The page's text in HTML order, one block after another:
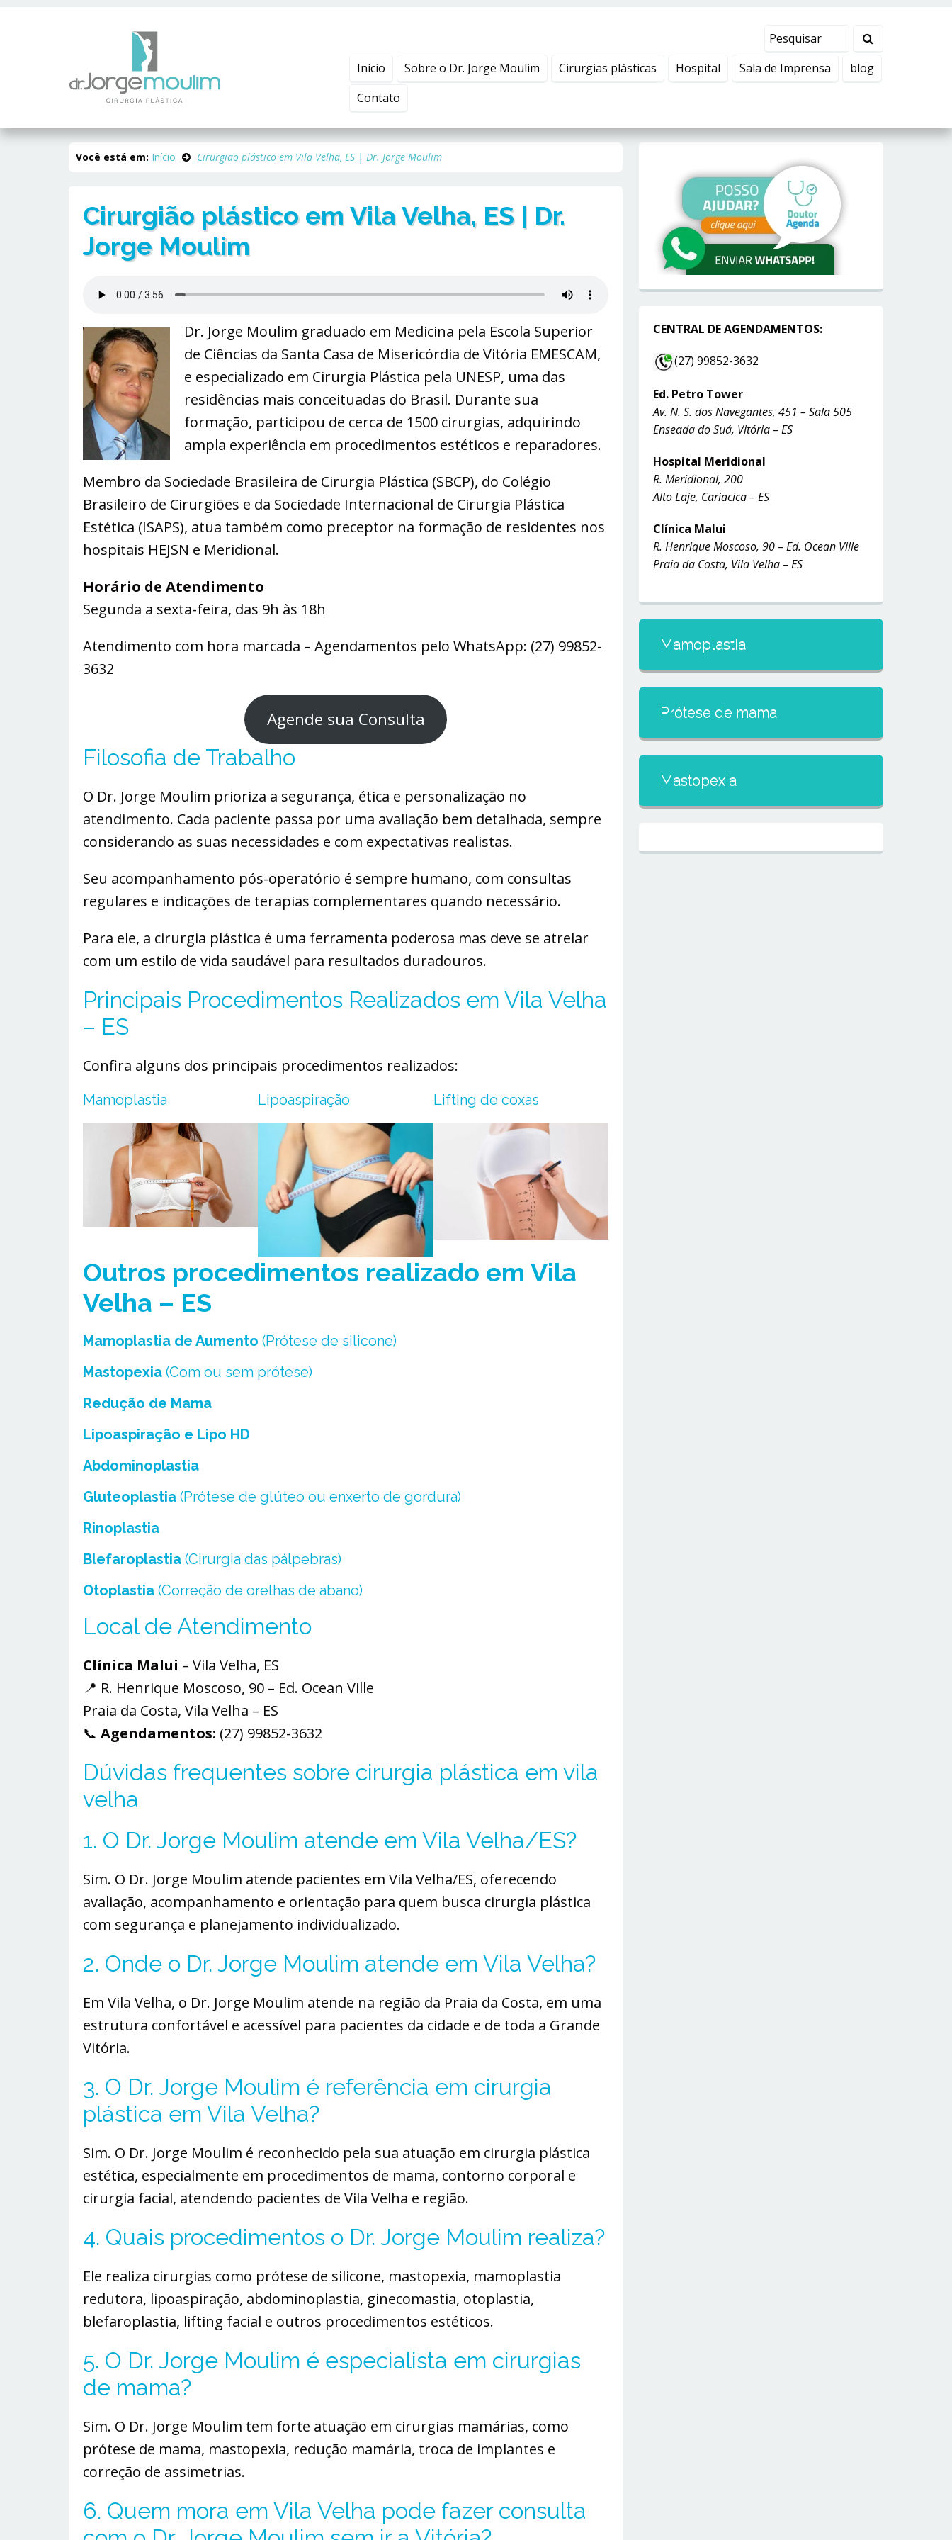
Início Sobre o Dr. Jorge Moulim Cirurgias plásticas Hospital Sala de Imprensa
blog
Contato
Você está em: Início Cirurgião plástico em Vila Velha, ES | Dr. Jorge Moulim
Cirurgião plástico em Vila Velha, ES | Dr.
Jorge Moulim
Dr. Jorge Moulim graduado em Medicina pela Escola Superior
de Ciências da Santa Casa de Misericórdia de Vitória EMESCAM,
e especializado em Cirurgia Plástica pela UNESP, uma das
residências mais conceituadas do Brasil. Durante sua
formação, participou de cerca de 1500 cirurgias, adquirindo
ampla experiência em procedimentos estéticos e reparadores.
Membro da Sociedade Brasileira de Cirurgia Plástica (SBCP), do Colégio
Brasileiro de Cirurgiões e da Sociedade Internacional de Cirurgia Plástica
Estética (ISAPS), atua também como preceptor na formação de residentes nos
hospitais HEJSN e Meridional.
Horário de Atendimento
Segunda a sexta-feira, das 9h às 18h
Atendimento com hora marcada – Agendamentos pelo WhatsApp: (27) 99852-
3632
Agende sua Consulta
Filosofia de Trabalho
O Dr. Jorge Moulim prioriza a segurança, ética e personalização no
atendimento. Cada paciente passa por uma avaliação bem detalhada, sempre
considerando as suas necessidades e com expectativas realistas.
Seu acompanhamento pós-operatório é sempre humano, com consultas
regulares e indicações de terapias complementares quando necessário.
Para ele, a cirurgia plástica é uma ferramenta poderosa mas deve se atrelar
com um estilo de vida saudável para resultados duradouros.
Principais Procedimentos Realizados em Vila Velha
– ES
Confira alguns dos principais procedimentos realizados:
Mamoplastia Lipoaspiração Lifting de coxas
Outros procedimentos realizado em Vila
Velha – ES
Mamoplastia de Aumento (Prótese de silicone)
Mastopexia (Com ou sem prótese)
Redução de Mama
Lipoaspiração e Lipo HD
Abdominoplastia
Gluteoplastia (Prótese de glúteo ou enxerto de gordura)
Rinoplastia
Blefaroplastia (Cirurgia das pálpebras)
Otoplastia (Correção de orelhas de abano)
Local de Atendimento
Clínica Malui – Vila Velha, ES
📍 R. Henrique Moscoso, 90 – Ed. Ocean Ville
Praia da Costa, Vila Velha – ES
📞 Agendamentos: (27) 99852-3632
Dúvidas frequentes sobre cirurgia plástica em vila
velha
1. O Dr. Jorge Moulim atende em Vila Velha/ES?
Sim. O Dr. Jorge Moulim atende pacientes em Vila Velha/ES, oferecendo
avaliação, acompanhamento e orientação para quem busca cirurgia plástica
com segurança e planejamento individualizado.
2. Onde o Dr. Jorge Moulim atende em Vila Velha?
Em Vila Velha, o Dr. Jorge Moulim atende na região da Praia da Costa, em uma
estrutura confortável e acessível para pacientes da cidade e de toda a Grande
Vitória.
3. O Dr. Jorge Moulim é referência em cirurgia
plástica em Vila Velha?
Sim. O Dr. Jorge Moulim é reconhecido pela sua atuação em cirurgia plástica
estética, especialmente em procedimentos de mama, contorno corporal e
cirurgia facial, atendendo pacientes de Vila Velha e região.
4. Quais procedimentos o Dr. Jorge Moulim realiza?
Ele realiza cirurgias como prótese de silicone, mastopexia, mamoplastia
redutora, lipoaspiração, abdominoplastia, ginecomastia, otoplastia,
blefaroplastia, lifting facial e outros procedimentos estéticos.
5. O Dr. Jorge Moulim é especialista em cirurgias
de mama?
Sim. O Dr. Jorge Moulim tem forte atuação em cirurgias mamárias, como
prótese de mama, mastopexia, redução mamária, troca de implantes e
correção de assimetrias.
6. Quem mora em Vila Velha pode fazer consulta
CENTRAL DE AGENDAMENTOS:
(27) 99852-3632
Ed. Petro Tower
Av. N. S. dos Navegantes, 451 – Sala 505
Enseada do Suá, Vitória – ES
Hospital Meridional
R. Meridional, 200
Alto Laje, Cariacica – ES
Clínica Malui
R. Henrique Moscoso, 90 – Ed. Ocean Ville
Praia da Costa, Vila Velha – ES
Mamoplastia
Prótese de mama
Mastopexia